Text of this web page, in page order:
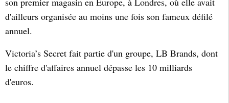
d'ailleurs organisée au moins une fois son fameux défilé
annuel.
Victoria’s Secret fait partie d'un groupe, LB Brands, dont
le chiffre d'affaires annuel dépasse les 10 milliards
d'euros.